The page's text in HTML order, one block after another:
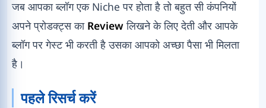
जब आपका ब्लॉग एक Niche पर होता है तो बहुत सी कंपनियों
अपने प्रोडक्ट्स का Reviewलिखने के लिए देती और आपके
ब्लॉग पर गेस्ट भी करती है उसका आपको अच्छा पैसा भी मिलता
है।
पहले रिसर्च करें